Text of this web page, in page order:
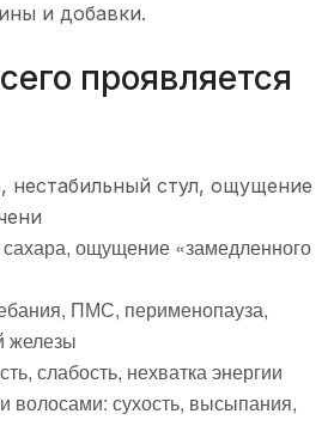
и добавки.
проявляется
нестабильный стул, ощущение
сахара, ощущение «замедленного
ПМС, перименопауза,
железы
слабость, нехватка энергии
волосами: сухость, высыпания,